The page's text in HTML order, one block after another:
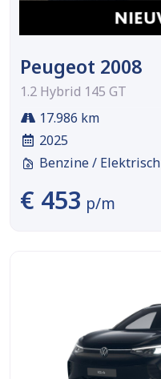
Peugeot 2008
1.2 Hybrid 145 GT
17.986 km
2025
Benzine / Elektrisch
€ 453 p/m